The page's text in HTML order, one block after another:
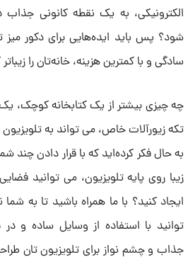
الکترونیکی، به یک نقطه کانونی جذاب
شود؟ پس باید ایده‌هایی برای دکور میز
سادگی و با کمترین هزینه، خانه‌تان را
چه چیزی بیشتر از یک کتابخانه کوچک،
تکه زیورآلات خاص، می ‌تواند به
به حال فکر کرده‌اید که با قرار دادن
زیبا روی پایه تلویزیون، می ‌توانید
ایجاد کنید؟ با ما همراه باشید تا به
‌توانید با استفاده از وسایل ساده و
جذاب و چشم ‌نواز برای تلویزیون ‌تان